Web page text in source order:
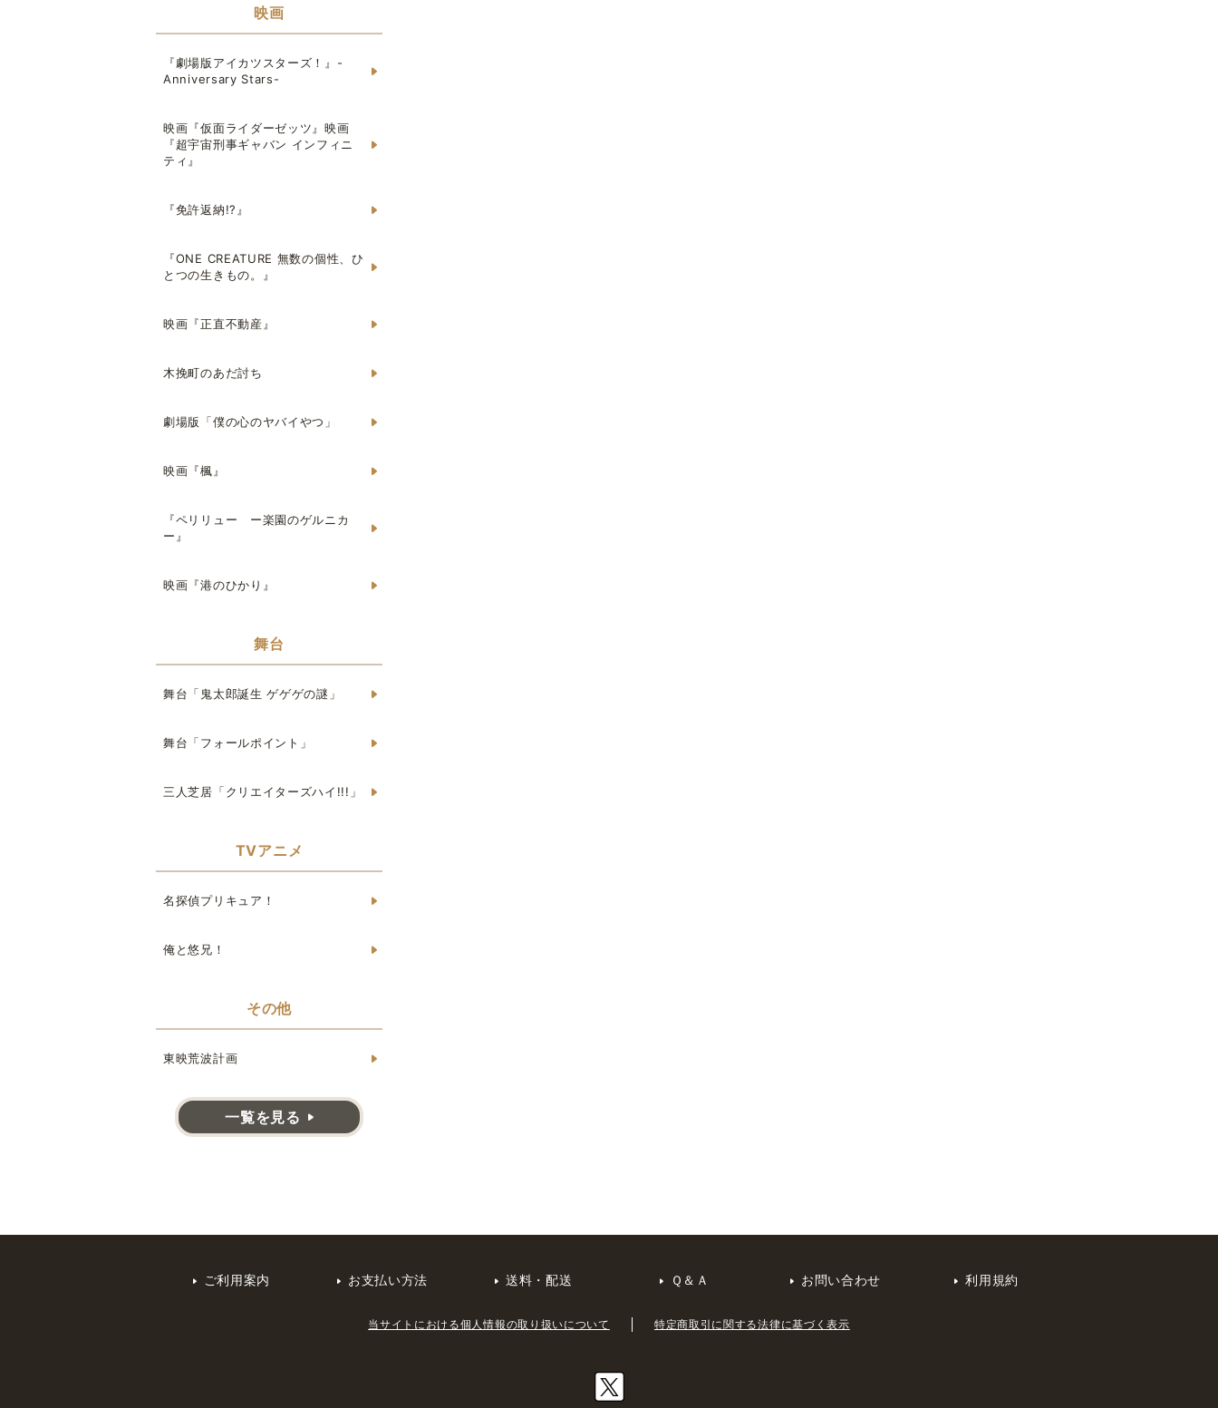
映画
『劇場版アイカツスターズ！』-
Anniversary Stars-
映画『仮面ライダーゼッツ』映画
『超宇宙刑事ギャバン インフィニ
ティ』
『免許返納!?』
『ONE CREATURE 無数の個性、ひ
とつの生きもの。』
映画『正直不動産』
木挽町のあだ討ち
劇場版「僕の心のヤバイやつ」
映画『楓』
『ペリリュー ー楽園のゲルニカ
ー』
映画『港のひかり』
舞台
舞台「鬼太郎誕生 ゲゲゲの謎」
舞台「フォールポイント」
三人芝居「クリエイターズハイ!!!」
TVアニメ
名探偵プリキュア！
俺と悠兄！
その他
東映荒波計画
一覧を見る
ご利用案内 お支払い方法 送料・配送 Ｑ＆Ａ お問い合わせ 利用規約
当サイトにおける個人情報の取り扱いについて 特定商取引に関する法律に基づく表示